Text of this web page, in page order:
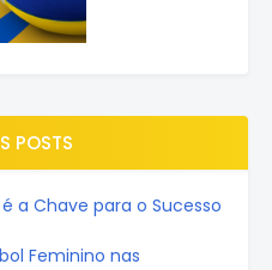
POSTS
a Chave para o Sucesso
Feminino nas